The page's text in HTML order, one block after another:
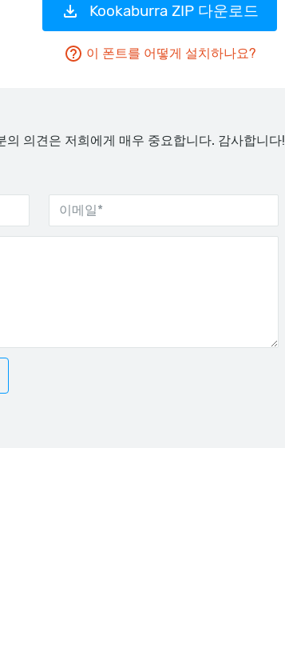
Kookaburra ZIP 다운로드
이 폰트를 어떻게 설치하나요?
의견은 저희에게 매우 중요합니다. 감사합니다!